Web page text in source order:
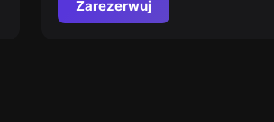
Zarezerwuj